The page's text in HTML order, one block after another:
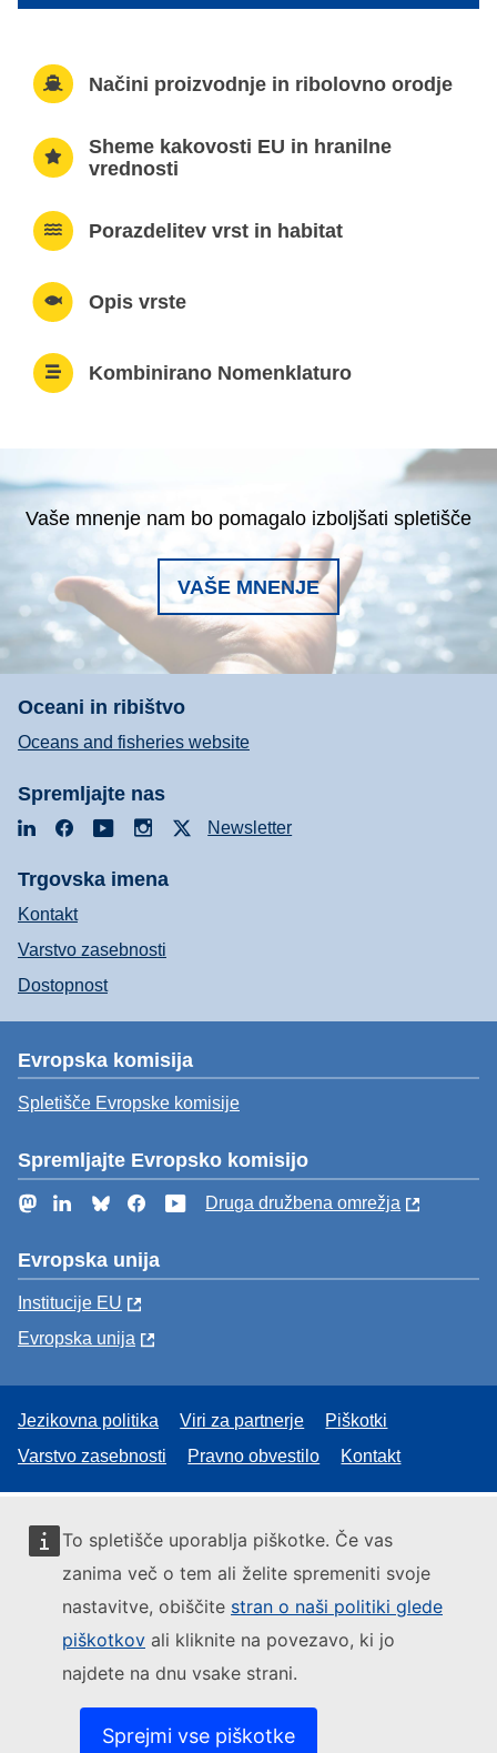
To spletišče uporablja piškotke. Če vas
zanima več o tem ali želite spremeniti svoje
nastavitve, obiščite stran o naši politiki glede
piškotkov ali kliknite na povezavo, ki jo
najdete na dnu vsake strani.
Sprejmi vse piškotke
Načini proizvodnje in ribolovno orodje
Sheme kakovosti EU in hranilne
vrednosti
Porazdelitev vrst in habitat
Opis vrste
Kombinirano Nomenklaturo
Vaše mnenje nam bo pomagalo izboljšati spletišče
VAŠE MNENJE
Oceani in ribištvo
Oceans and fisheries website
Spremljajte nas
LinkedInFacebookYouTubeInstagramNewsletter
Trgovska imena
Kontakt
Varstvo zasebnosti
Dostopnost
Evropska komisija
Spletišče Evropske komisije
Spremljajte Evropsko komisijo
MastodonLinkedInBlueskyFacebookYouTube
Druga družbena omrežja
Evropska unija
Institucije EU
Evropska unija
Jezikovna politika Viri za partnerje
Piškotki
Varstvo zasebnosti
Pravno obvestilo Kontakt